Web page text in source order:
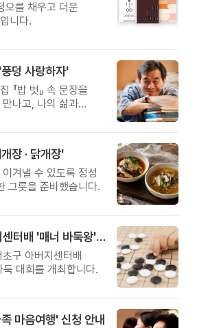
오를 채우고 더운
니다.
덩 사랑하자'
『밥 벗』 속 문장을
나고, 나의 삶과
장 · 닭개장'
겨낼 수 있도록 정성
그릇을 준비했습니다.
제3회 서초구 아버지센터배 '매너 바둑왕' 대회
구 아버지센터배
대회를 개최합니다.
마음여행' 신청 안내